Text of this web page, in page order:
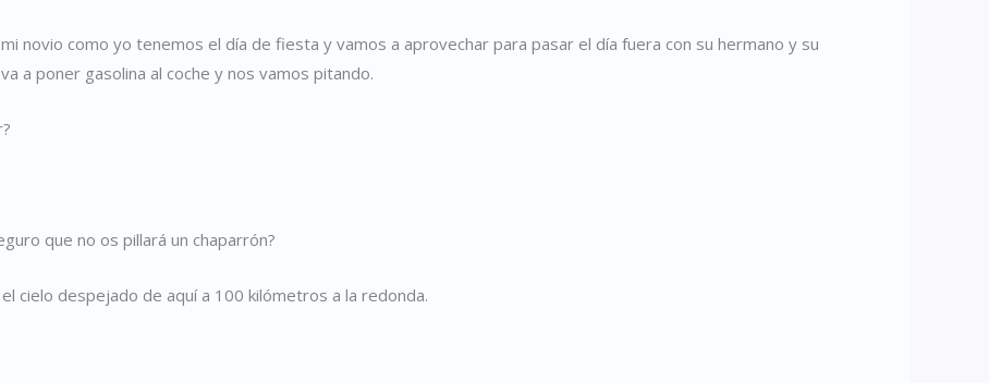
novio como yo tenemos el día de fiesta y vamos a aprovechar para pasar el día fuera con su hermano y su
a poner gasolina al coche y nos vamos pitando.
que no os pillará un chaparrón?
cielo despejado de aquí a 100 kilómetros a la redonda.